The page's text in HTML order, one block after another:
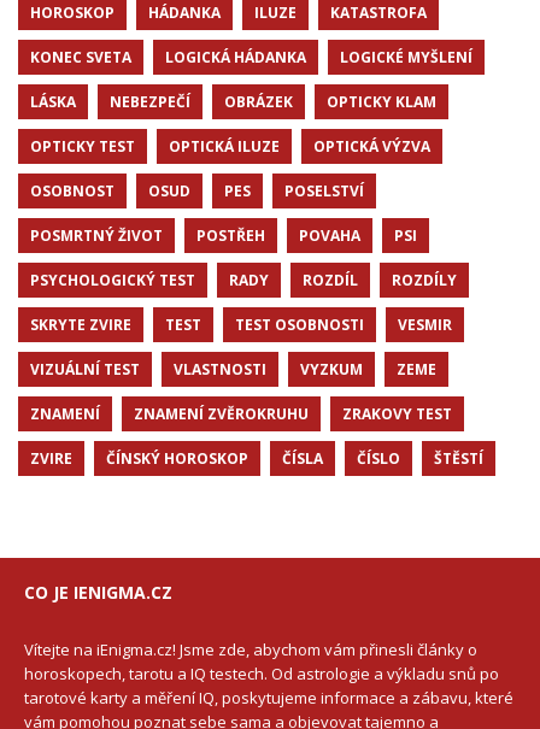
HOROSKOP HÁDANKA ILUZE KATASTROFA
KONEC SVETA LOGICKÁ HÁDANKA LOGICKÉ MYŠLENÍ
LÁSKA NEBEZPEČÍ OBRÁZEK OPTICKY KLAM
OPTICKY TEST OPTICKÁ ILUZE OPTICKÁ VÝZVA
OSOBNOST OSUD PES POSELSTVÍ
POSMRTNÝ ŽIVOT POSTŘEH POVAHA PSI
PSYCHOLOGICKÝ TEST RADY ROZDÍL ROZDÍLY
SKRYTE ZVIRE TEST TEST OSOBNOSTI VESMIR
VIZUÁLNÍ TEST VLASTNOSTI VYZKUM ZEME
ZNAMENÍ ZNAMENÍ ZVĚROKRUHU ZRAKOVY TEST
ZVIRE ČÍNSKÝ HOROSKOP ČÍSLA ČÍSLO ŠTĚSTÍ
CO JE IENIGMA.CZ
Vítejte na iEnigma.cz! Jsme zde, abychom vám přinesli články o
horoskopech, tarotu a IQ testech. Od astrologie a výkladu snů po
tarotové karty a měření IQ, poskytujeme informace a zábavu, které
vám pomohou poznat sebe sama a objevovat tajemno a